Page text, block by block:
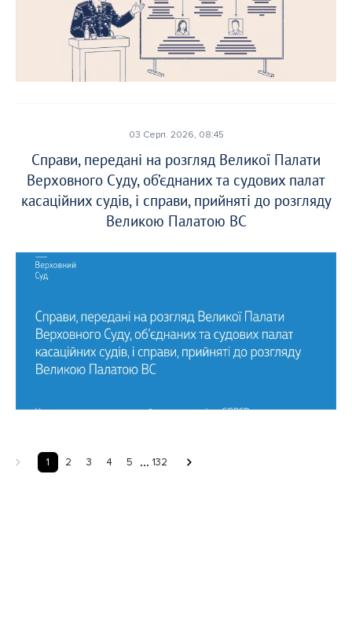
03 Серп. 2026, 08:45
Справи, передані на розгляд Великої Палати
Верховного Суду, об’єднаних та судових палат
касаційних судів, і справи, прийняті до розгляду
Великою Палатою ВС
1 2 3 4 5 ... 132